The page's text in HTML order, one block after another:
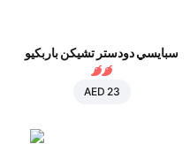
سبايسي دودستر تشيكن باربكيو
AED 23